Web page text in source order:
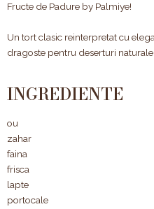
Fructe de Padure by Palmiye!
Un tort clasic reinterpretat cu
dragoste pentru deserturi naturale
INGREDIENTE
ou
zahar
faina
frisca
lapte
portocale